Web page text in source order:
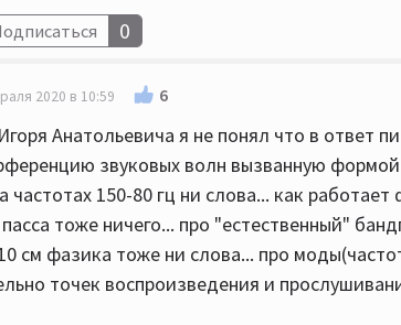
0
2020 в 10:59 6
Анатольевича я не понял что в ответ
звуковых волн вызванную
частотах 150-80 гц ни слова... как
тоже ничего... про "естественный"
см фазика тоже ни слова... про
точек воспроизведения и